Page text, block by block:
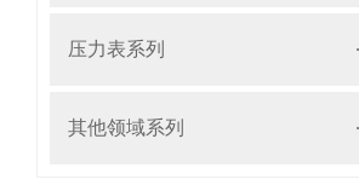
压力表系列
其他领域系列